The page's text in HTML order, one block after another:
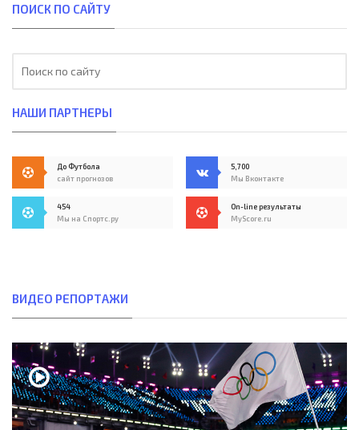
ПОИСК ПО САЙТУ
НАШИ ПАРТНЕРЫ
До Футбола
сайт прогнозов
5,700
Мы Вконтакте
454
Мы на Спортс.ру
On-line результаты
MyScore.ru
ВИДЕО РЕПОРТАЖИ